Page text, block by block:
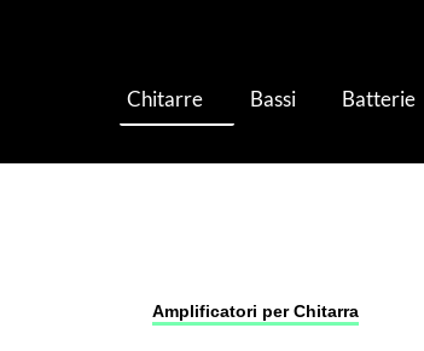
Chitarre Bassi Batterie
Amplificatori per Chitarra